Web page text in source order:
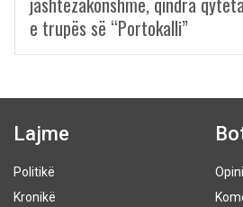
e trupës së “Portokalli”
Lajme
Politikë
Kronikë